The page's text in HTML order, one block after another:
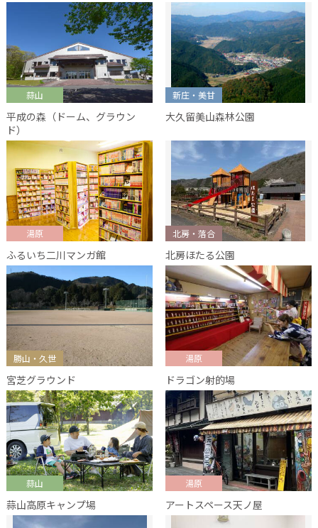
蒜山
平成の森（ドーム、グラウン
ド）
新庄・美甘
大久留美山森林公園
湯原
ふるいち二川マンガ館
北房・落合
北房ほたる公園
勝山・久世
宮芝グラウンド
湯原
ドラゴン射的場
蒜山
蒜山高原キャンプ場
湯原
アートスペース天ノ屋